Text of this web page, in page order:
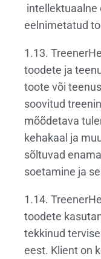
intellektuaalne
eelnimetatud
1.13.
toodete ja
toote või
soovitud
mõõdetava
kehakaal ja
sõltuvad
soetamine ja
1.14.
toodete
tekkinud
eest. Klient on